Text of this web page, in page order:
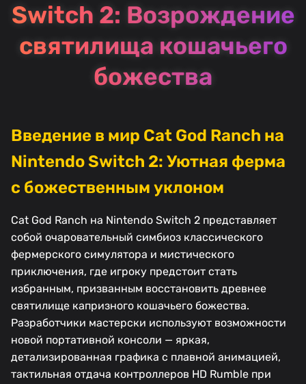
Switch 2: Возрождение
святилища кошачьего
божества
Введение в мир Cat God Ranch на
Nintendo Switch 2: Уютная ферма
с божественным уклоном
Cat God Ranch на Nintendo Switch 2 представляет
собой очаровательный симбиоз классического
фермерского симулятора и мистического
приключения, где игроку предстоит стать
избранным, призванным восстановить древнее
святилище капризного кошачьего божества.
Разработчики мастерски используют возможности
новой портативной консоли — яркая,
детализированная графика с плавной анимацией,
тактильная отдача контроллеров HD Rumble при